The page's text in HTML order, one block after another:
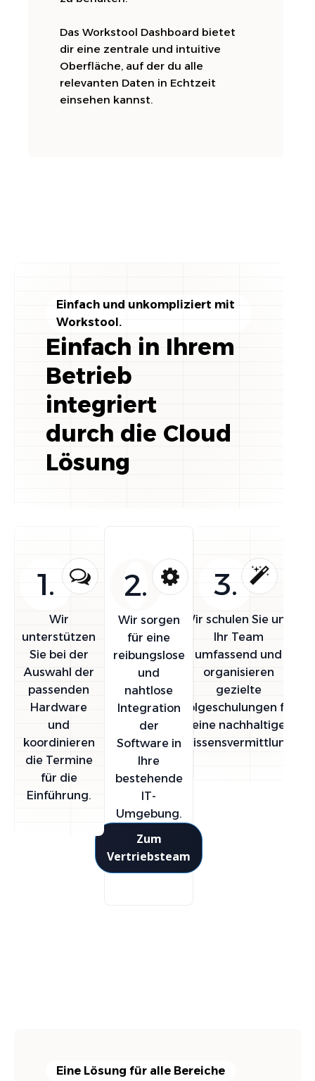
Das Workstool Dashboard bietet
dir eine zentrale und intuitive
Oberfläche, auf der du alle
relevanten Daten in Echtzeit
einsehen kannst.
Einfach und unkompliziert mit
Workstool.
Einfach in Ihrem
Betrieb
integriert
durch die Cloud
Lösung
1.
Wir
unterstützen
Sie bei der
Auswahl der
passenden
Hardware
und
koordinieren
die Termine
für die
Einführung.
2.
Wir sorgen
für eine
reibungslose
und
nahtlose
Integration
der
Software in
Ihre
bestehende
IT-
Umgebung.
Zum
Vertriebsteam
3.
Wir schulen Sie und
Ihr Team
umfassend und
organisieren
gezielte
Folgeschulungen für
eine nachhaltige
Wissensvermittlung.
Eine Lösung für alle Bereiche